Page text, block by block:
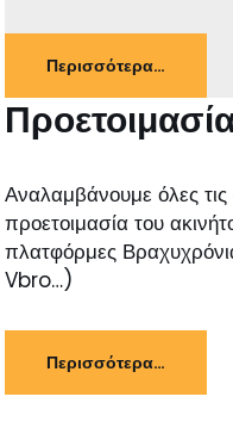
Περισσότερα…
Αναλαμβάνουμε όλες τις
προετοιμασία του
πλατφόρμες
Vbro…)
Περισσότερα…